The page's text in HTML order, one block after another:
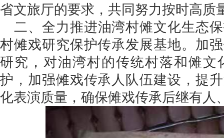
省文旅厅的要求，共同努力按时高质
二、全力推进油湾村傩文化生态
村傩戏研究保护传承发展基地。加
研究，对油湾村的传统村落和傩文
护，加强傩戏传承人队伍建设，提
化表演质量，确保傩戏传承后继有人